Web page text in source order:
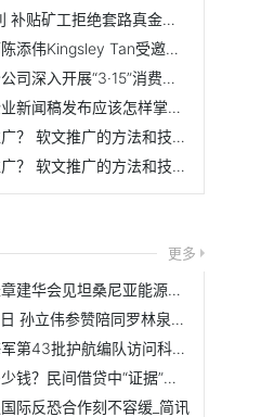
No钱包再推福利 补贴矿工拒绝套路真金白银大放送
国际金融分析师陈添伟Kingsley Tan受邀出席2019马来西亚财经峰会
鼎和保险广西分公司深入开展“3·15”消费者权益保护教育宣传...
自媒体推广：企业新闻稿发布应该怎样掌握节奏？ 怎么规划效...
如何做好软文推广？ 软文推广的方法和技巧是什么？
如何做好软文推广？ 软文推广的方法和技巧是什么？
更多
国家能源局局长章建华会见坦桑尼亚能源部部长贾努阿里·尤瑟...
世界播报:5月16日 孙立伟参赞陪同罗林泉大使参加质检总局局...
（国际）中国海军第43批护航编队访问科特迪瓦|百事通
借款到底还了多少钱？民间借贷中“证据”说话
际反恐合作刻不容缓_简讯